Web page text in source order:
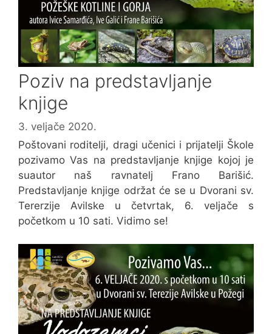
Poziv na predstavljanje
knjige
3. veljače 2020.
Poštovani roditelji, dragi učenici i prijatelji Škole
pozivamo Vas na predstavljanje knjige kojoj je
suautor naš ravnatelj Frano Barišić.
Predstavljanje knjige održat će se u Dvorani sv.
Tererzije Avilske u četvrtak, 6. veljače s
početkom u 10 sati. Vidimo se!